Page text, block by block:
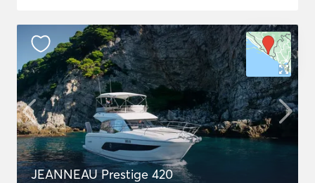
JEANNEAU Prestige 420